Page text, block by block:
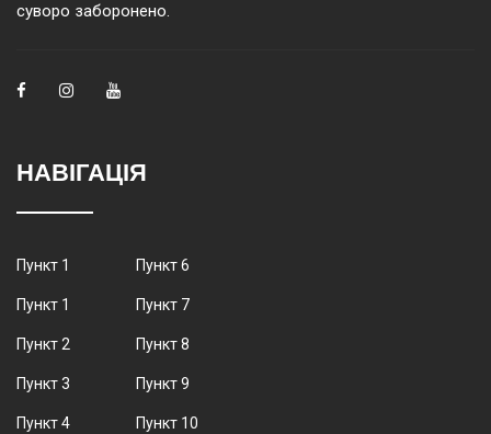
суворо заборонено.
НАВІГАЦІЯ
Пункт 1
Пункт 1
Пункт 2
Пункт 3
Пункт 4
Пункт 6
Пункт 7
Пункт 8
Пункт 9
Пункт 10